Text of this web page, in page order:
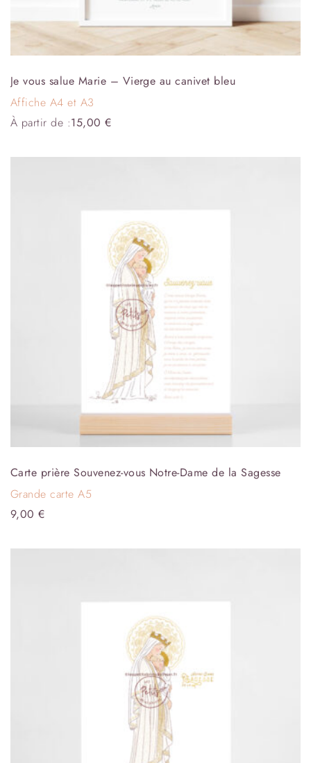
Je vous salue Marie – Vierge au canivet bleu
Affiche A4 et A3
À partir de :15,00€
Carte prière Souvenez-vous Notre-Dame de la Sagesse
Grande carte A5
9,00€